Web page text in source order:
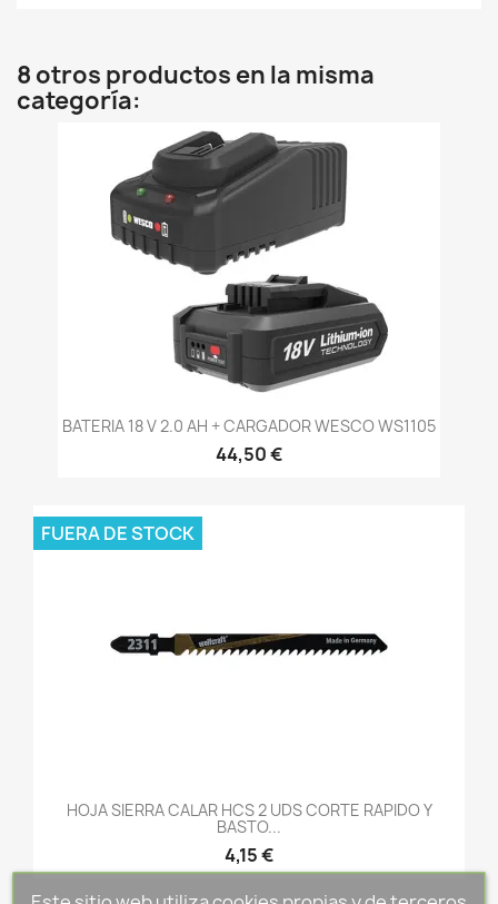
8 otros productos en la misma
categoría:
BATERIA 18 V 2.0 AH + CARGADOR WESCO WS1105
44,50 €
HOJA SIERRA CALAR HCS 2 UDS CORTE RAPIDO Y
BASTO...
4,15 €
FUERA DE STOCK